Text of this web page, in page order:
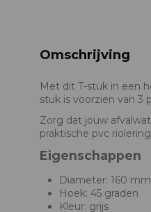
Omschrijving
Met dit T-stuk in een
stuk is voorzien van 3
Zorg dat jouw
praktische pvc
Eigenschappen
Diameter: 160 mm
Hoek: 45 graden
Kleur: grijs